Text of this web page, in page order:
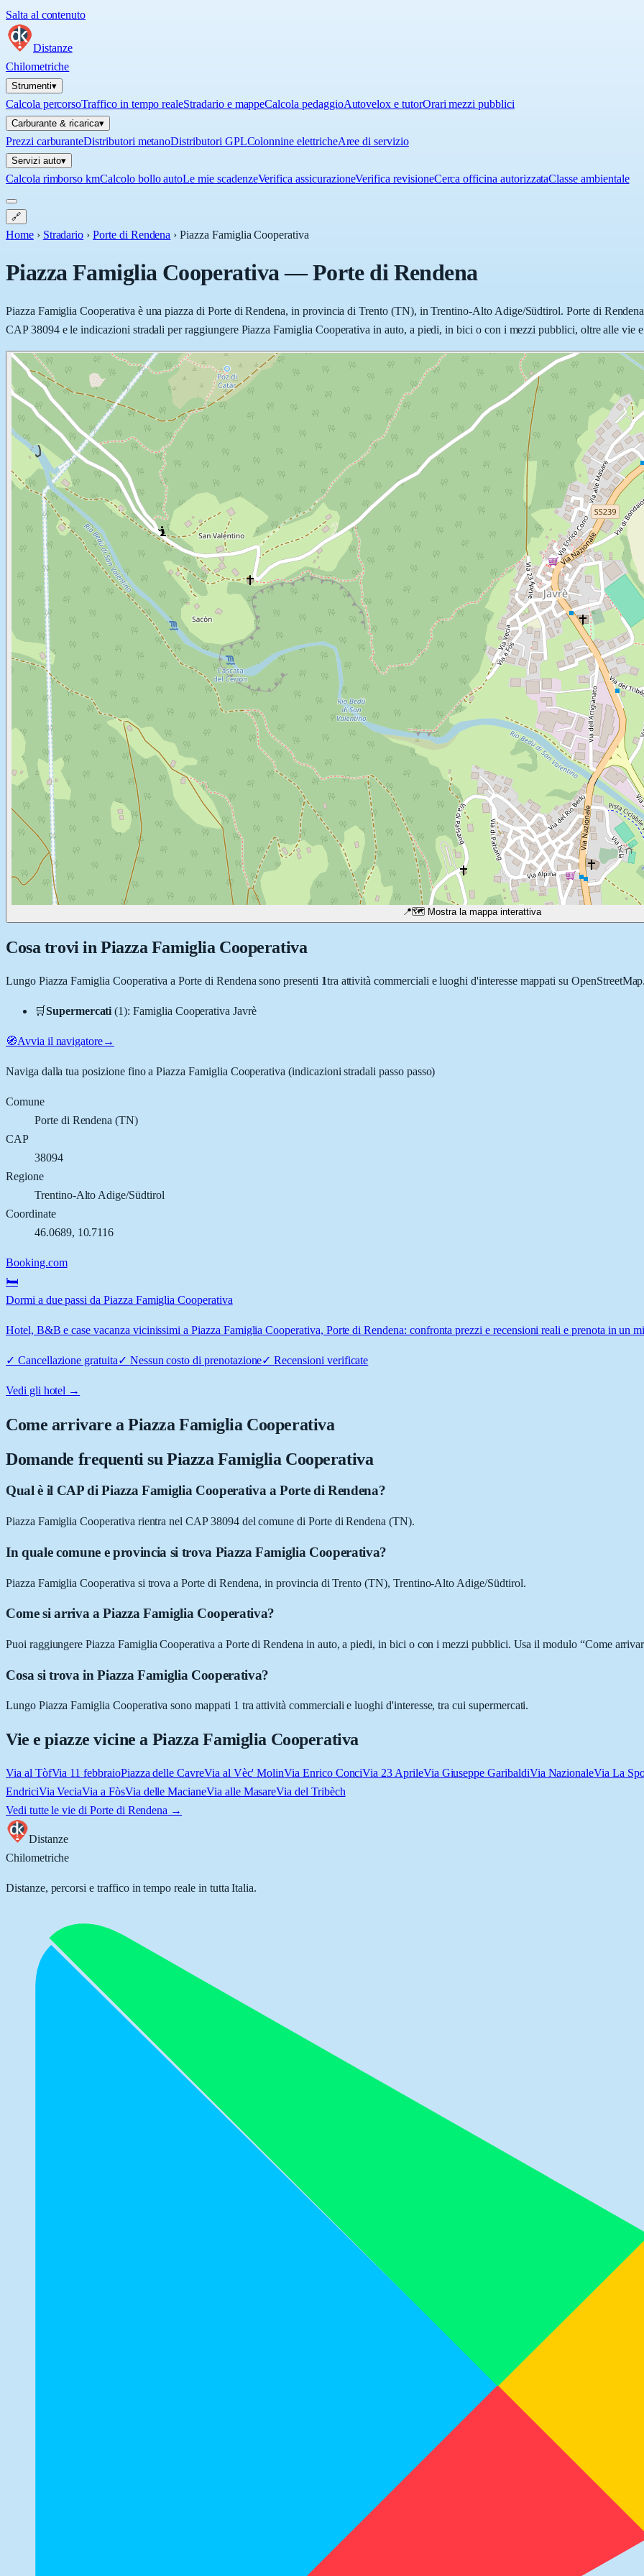
Salta al contenuto
Distanze
Chilometriche
Strumenti▾
Calcola percorsoTraffico in tempo realeStradario e mappeCalcola pedaggioAutovelox e tutorOrari mezzi pubblici
Carburante & ricarica▾
Prezzi carburanteDistributori metanoDistributori GPLColonnine elettricheAree di servizio
Servizi auto▾
Calcola rimborso kmCalcolo bollo autoLe mie scadenzeVerifica assicurazioneVerifica revisioneCerca officina autorizzataClasse ambientale
🔗
Home › Stradario › Porte di Rendena ›Piazza Famiglia Cooperativa
Piazza Famiglia Cooperativa—Porte di Rendena
Piazza Famiglia Cooperativa è una piazza di Porte di Rendena, in provincia di Trento (TN), in Trentino-Alto Adige/Südtirol. Porte di
CAP 38094 e le indicazioni stradali per raggiungere Piazza Famiglia Cooperativa in auto, a piedi, in bici o con i mezzi pubblici, oltre alle vie
📍🗺️ Mostra la mappa interattiva
Cosa trovi in Piazza Famiglia Cooperativa
Lungo Piazza Famiglia Cooperativa aPorte di Rendena sono presenti 1tra attività commerciali e luoghi d'interesse mappati su
🛒Supermercati (1):Famiglia Cooperativa Javrè
🧭Avvia il navigatore→
Naviga dalla tua posizione fino aPiazza Famiglia Cooperativa (indicazioni stradali passo passo)
Comune
Porte di Rendena (TN)
CAP
38094
Regione
Trentino-Alto Adige/Südtirol
Coordinate
46.0689, 10.7116
Booking.com
🛏️
Dormi a due passi da Piazza Famiglia Cooperativa
Hotel, B&B e case vacanza vicinissimi a Piazza Famiglia Cooperativa, Porte di Rendena: confronta prezzi e recensioni reali e prenota in un
✓ Cancellazione gratuita✓ Nessun costo di prenotazione✓Recensioni verificate
Vedi gli hotel →
Come arrivare aPiazza Famiglia Cooperativa
Domande frequenti su Piazza Famiglia Cooperativa
Qual è il CAP di Piazza Famiglia Cooperativa a Porte di Rendena?
Piazza Famiglia Cooperativa rientra nel CAP 38094 del comune di Porte di Rendena (TN).
In quale comune e provincia si trova Piazza Famiglia Cooperativa?
Piazza Famiglia Cooperativa si trova a Porte di Rendena, in provincia di Trento (TN), Trentino-Alto Adige/Südtirol.
Come si arriva a Piazza Famiglia Cooperativa?
Puoi raggiungere Piazza Famiglia Cooperativa a Porte di Rendena in auto, a piedi, in bici o con i mezzi pubblici. Usa il modulo “Come
Cosa si trova in Piazza Famiglia Cooperativa?
Lungo Piazza Famiglia Cooperativa sono mappati 1 tra attività commerciali e luoghi d'interesse, tra cui supermercati.
Vie e piazze vicine a Piazza Famiglia Cooperativa
Via al TòfVia 11 febbraioPiazza delle CavreVia al Vèc' MolinVia Enrico ConciVia 23 AprileVia Giuseppe GaribaldiVia NazionaleVia La
EndriciVia VeciaVia a FòsVia delle MacianeVia alle MasareVia del Tribèch
Vedi tutte le vie di Porte di Rendena →
Distanze
Chilometriche
Distanze, percorsi e traffico in tempo reale in tutta Italia.